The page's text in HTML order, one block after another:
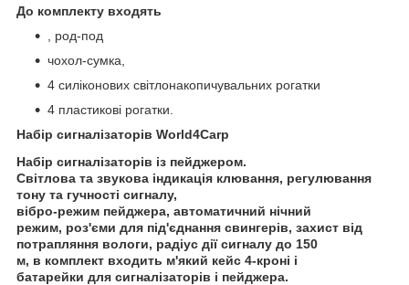
До комплекту входять
, род-под
чохол-сумка,
4 силіконових світлонакопичувальних рогатки
4 пластикові рогатки.
Набір сигналізаторів World4Carp
Набір сигналізаторів із пейджером.
Світлова та звукова індикація клювання, регулювання
тону та гучності сигналу,
вібро-режим пейджера, автоматичний нічний
режим, роз'єми для під'єднання свингерів, захист від
потрапляння вологи, радіус дії сигналу до 150
м, в комплект входить м'який кейс 4-кроні і
батарейки для сигналізаторів і пейджера.